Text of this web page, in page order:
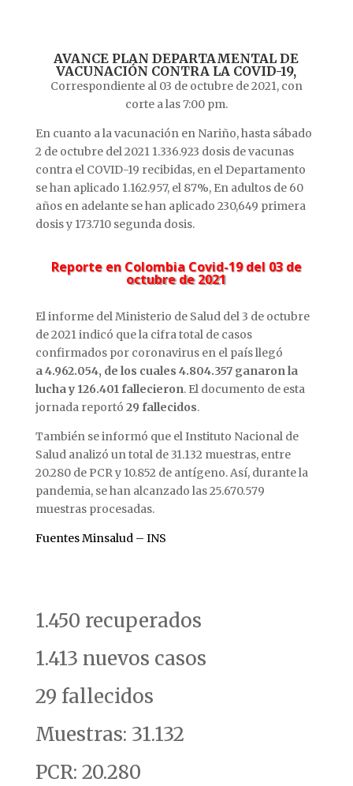
AVANCE PLAN DEPARTAMENTAL DE
VACUNACIÓN CONTRA LA COVID-19,
Correspondiente al 03 de octubre de 2021, con
corte a las 7:00 pm.
En cuanto a la vacunación en Nariño, hasta sábado
2 de octubre del 2021 1.336.923 dosis de vacunas
contra el COVID-19 recibidas, en el Departamento
se han aplicado 1.162.957, el 87%, En adultos de 60
años en adelante se han aplicado 230,649 primera
dosis y 173.710 segunda dosis.
Reporte en Colombia Covid-19 del 03 de
octubre de 2021
El informe del Ministerio de Salud del 3 de octubre
de 2021 indicó que la cifra total de casos
confirmados por coronavirus en el país llegó
a 4.962.054, de los cuales 4.804.357 ganaron la
lucha y 126.401 fallecieron. El documento de esta
jornada reportó 29 fallecidos.
También se informó que el Instituto Nacional de
Salud analizó un total de 31.132 muestras, entre
20.280 de PCR y 10.852 de antígeno. Así, durante la
pandemia, se han alcanzado las 25.670.579
muestras procesadas.
Fuentes Minsalud – INS
1.450 recuperados
1.413 nuevos casos
29 fallecidos
Muestras: 31.132
PCR: 20.280